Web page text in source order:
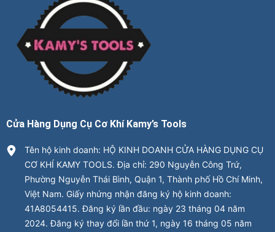
Cửa Hàng Dụng Cụ Cơ Khí Kamy’s Tools
Tên hộ kinh doanh: HỘ KINH DOANH CỬA HÀNG DỤNG CỤ
CƠ KHÍ KAMY TOOLS. Địa chỉ: 290 Nguyễn Công Trứ,
Phường Nguyễn Thái Bình, Quận 1, Thành phố Hồ Chí Minh,
Việt Nam. Giấy nhứng nhận đăng ký hộ kinh doanh:
41A8054415. Đăng ký lần đầu: ngày 23 tháng 04 năm
2024. Đăng ký thay đổi lần thứ 1, ngày 16 tháng 05 năm